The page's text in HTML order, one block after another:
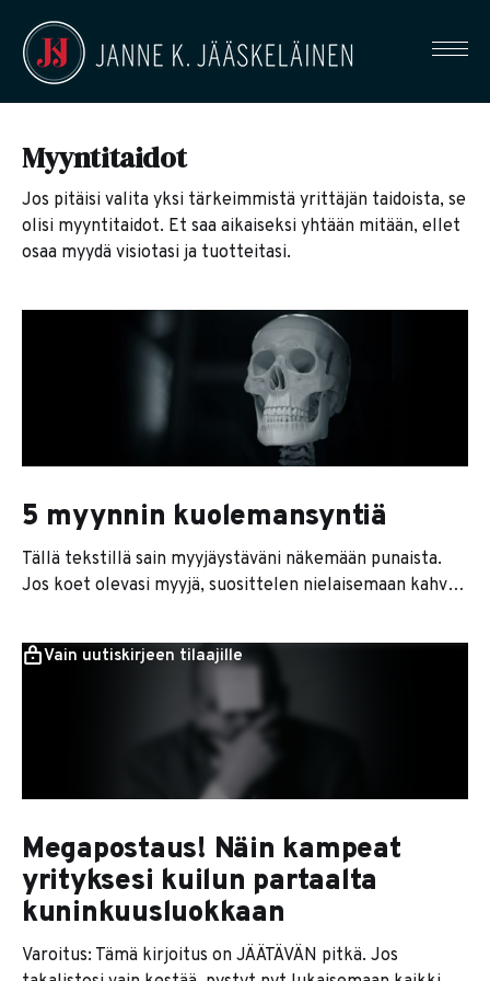
Myyntitaidot
Jos pitäisi valita yksi tärkeimmistä yrittäjän taidoista, se
olisi myyntitaidot. Et saa aikaiseksi yhtään mitään, ellet
osaa myydä visiotasi ja tuotteitasi.
5 myynnin kuolemansyntiä
Tällä tekstillä sain myyjäystäväni näkemään punaista.
Jos koet olevasi myyjä, suosittelen nielaisemaan kahvit
tärkeimpiä toimintoja. Moni muu asia ratkeaa kuin
itsestään, kun myynti vetää kunnolla ja kassaan sataa
ole yksinkertaista, ja monella yrittäjällä menevät
Vain uutiskirjeen tilaajille
Megapostaus! Näin kampeat
yrityksesi kuilun partaalta
kuninkuusluokkaan
Varoitus: Tämä kirjoitus on JÄÄTÄVÄN pitkä. Jos